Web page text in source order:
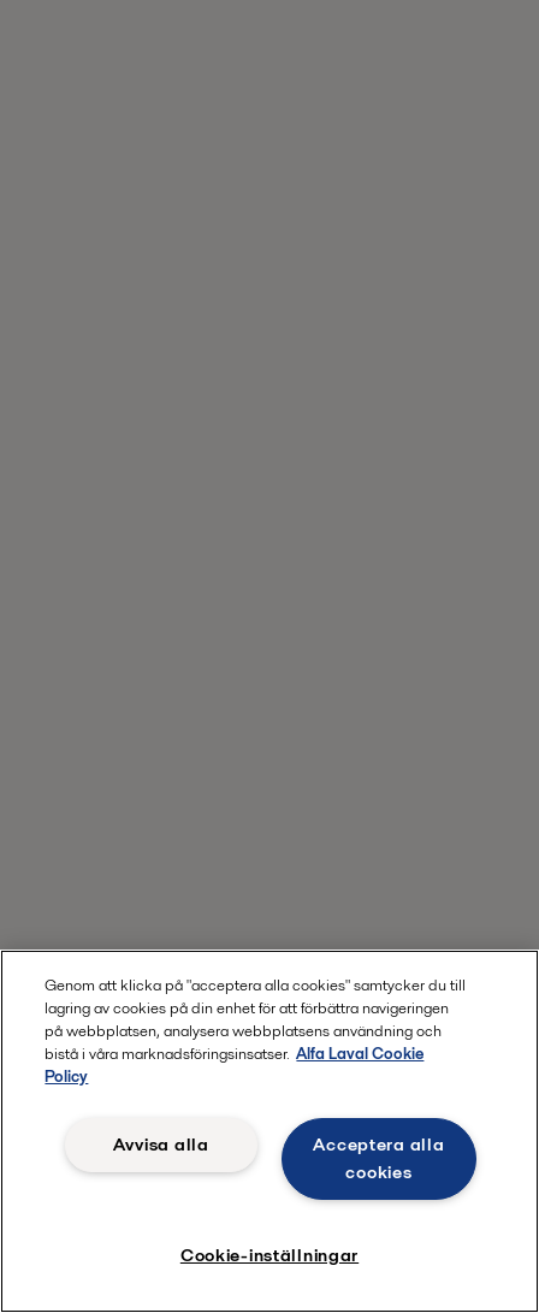
Genom att klicka på "acceptera alla cookies" samtycker du till
lagring av cookies på din enhet för att förbättra navigeringen
på webbplatsen, analysera webbplatsens användning och
bistå i våra marknadsföringsinsatser. Alfa Laval Cookie
Policy
Acceptera alla
cookies
Avvisa alla
Cookie-inställningar